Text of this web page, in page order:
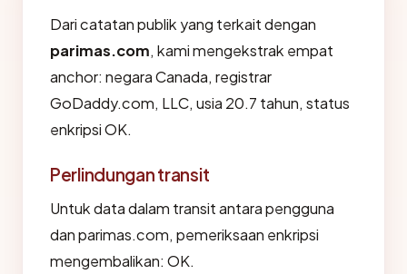
Dari catatan publik yang terkait dengan
parimas.com, kami mengekstrak empat
anchor: negara Canada, registrar
GoDaddy.com, LLC, usia 20.7 tahun, status
enkripsi OK.
Perlindungan transit
Untuk data dalam transit antara pengguna
dan parimas.com, pemeriksaan enkripsi
mengembalikan: OK.